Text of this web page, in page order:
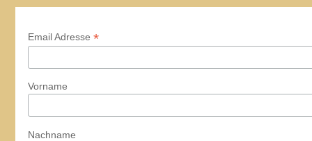
Email Adresse*
Vorname
Nachname